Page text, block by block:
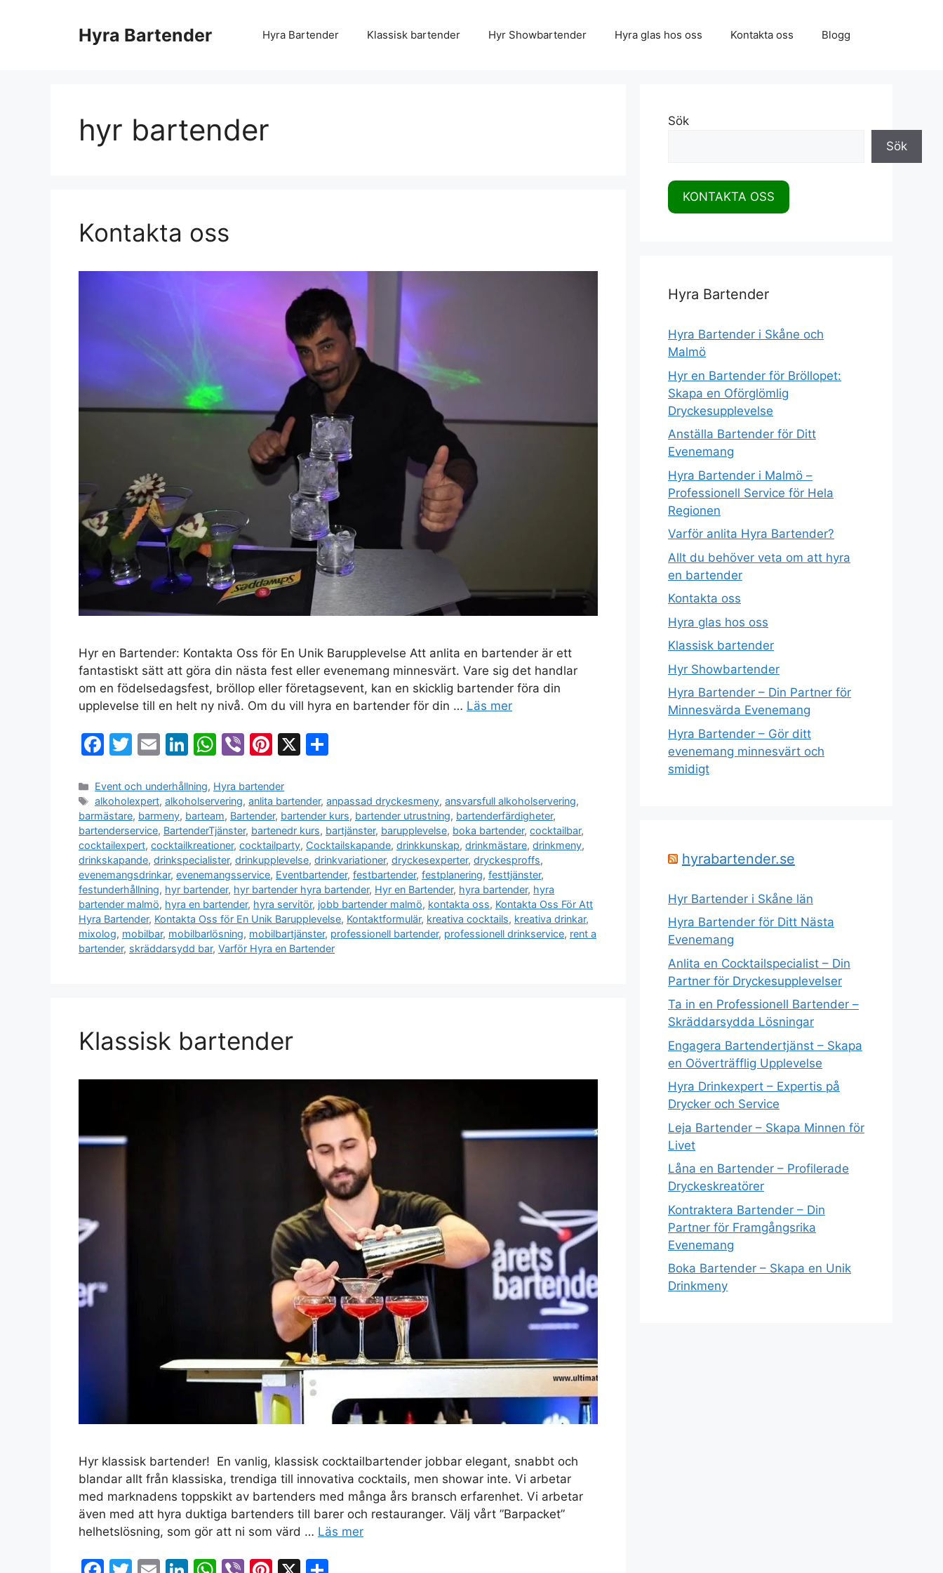
Hyra Bartender Hyra Bartender Klassisk bartender Hyr Showbartender Hyra glas hos oss Kontakta oss Blogg
hyr bartender
Kontakta oss
Hyr en Bartender: Kontakta Oss för En Unik Barupplevelse Att anlita en bartender är ett
fantastiskt sätt att göra din nästa fest eller evenemang minnesvärt. Vare sig det handlar
om en födelsedagsfest, bröllop eller företagsevent, kan en skicklig bartender föra din
upplevelse till en helt ny nivå. Om du vill hyra en bartender för din … Läs mer
F
c
e
b
o
o
k
T
itt
er
E
ai
l
Li
k
e
dI
n
W
at
s
A
p
p
Vi
er
Pi
er
e
st
X
Event och underhållning, Hyra bartender
alkoholexpert,alkoholservering,anlita bartender,anpassad dryckesmeny,ansvarsfull alkoholservering,
barmästare, barmeny, barteam, Bartender, bartender kurs, bartender utrustning, bartenderfärdigheter,
bartenderservice, BartenderTjänster, bartenedr kurs, bartjänster, barupplevelse, boka bartender, cocktailbar,
cocktailexpert, cocktailkreationer, cocktailparty, Cocktailskapande, drinkkunskap, drinkmästare, drinkmeny,
drinkskapande, drinkspecialister, drinkupplevelse, drinkvariationer, dryckesexperter, dryckesproffs,
evenemangsdrinkar, evenemangsservice, Eventbartender, festbartender, festplanering, festtjänster,
festunderhållning, hyr bartender, hyr bartender hyra bartender, Hyr en Bartender, hyra bartender, hyra
bartender malmö, hyra en bartender, hyra servitör, jobb bartender malmö, kontakta oss, Kontakta Oss För Att
Hyra Bartender, Kontakta Oss för En Unik Barupplevelse, Kontaktformulär, kreativa cocktails, kreativa drinkar,
mixolog, mobilbar, mobilbarlösning, mobilbartjänster, professionell bartender, professionell drinkservice, rent a
bartender, skräddarsydd bar, Varför Hyra en Bartender
Klassisk bartender
Hyr klassisk bartender! En vanlig, klassisk cocktailbartender jobbar elegant, snabbt och
blandar allt från klassiska, trendiga till innovativa cocktails, men showar inte. Vi arbetar
med marknadens toppskikt av bartenders med många års bransch erfarenhet. Vi arbetar
även med att hyra duktiga bartenders till barer och restauranger. Välj vårt ”Barpacket”
helhetslösning, som gör att ni som värd … Läs mer
Sök
Sök
KONTAKTA OSS
Hyra Bartender
Hyra Bartender i Skåne och
Malmö
Hyr en Bartender för Bröllopet:
Skapa en Oförglömlig
Dryckesupplevelse
Anställa Bartender för Ditt
Evenemang
Hyra Bartender i Malmö –
Professionell Service för Hela
Regionen
Varför anlita Hyra Bartender?
Allt du behöver veta om att hyra
en bartender
Kontakta oss
Hyra glas hos oss
Klassisk bartender
Hyr Showbartender
Hyra Bartender – Din Partner för
Minnesvärda Evenemang
Hyra Bartender – Gör ditt
evenemang minnesvärt och
smidigt
hyrabartender.se
Hyr Bartender i Skåne län
Hyra Bartender för Ditt Nästa
Evenemang
Anlita en Cocktailspecialist – Din
Partner för Dryckesupplevelser
Ta in en Professionell Bartender –
Skräddarsydda Lösningar
Engagera Bartendertjänst – Skapa
en Oöverträfflig Upplevelse
Hyra Drinkexpert – Expertis på
Drycker och Service
Leja Bartender – Skapa Minnen för
Livet
Låna en Bartender – Profilerade
Dryckeskreatörer
Kontraktera Bartender – Din
Partner för Framgångsrika
Evenemang
Boka Bartender – Skapa en Unik
Drinkmeny